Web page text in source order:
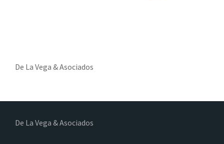
De La Vega & Asociados
De La Vega & Asociados